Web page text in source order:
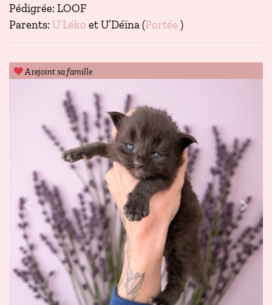
A rejoint sa famille
Previous Next
Pédigrée: LOOF
Parents: U’Léko et U’Déïna (Portée )